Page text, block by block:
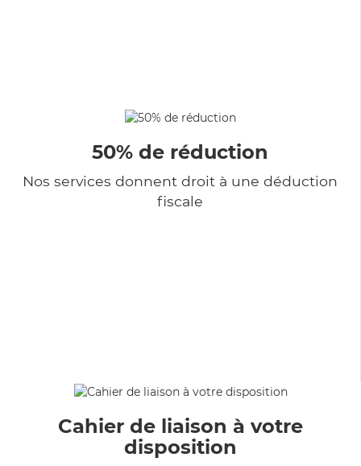
50% de réduction
Nos services donnent droit à une déduction
fiscale
Cahier de liaison à votre
disposition